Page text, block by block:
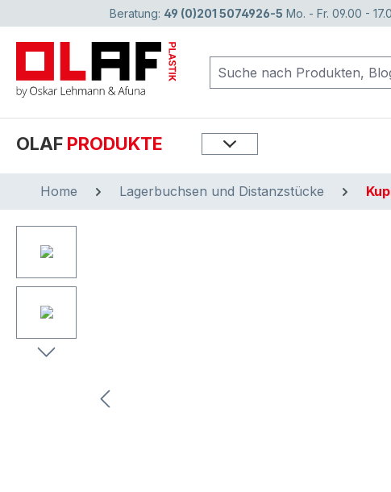
Zur Hauptnavigation springen
Beratung: 49 (0)201 5074926-5 Mo. - Fr. 09.00 -
OLAF PRODUKTE
Home Lagerbuchsen und Distanzstücke